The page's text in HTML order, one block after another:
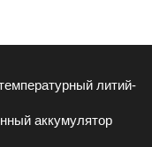
литий-
аккумулятор